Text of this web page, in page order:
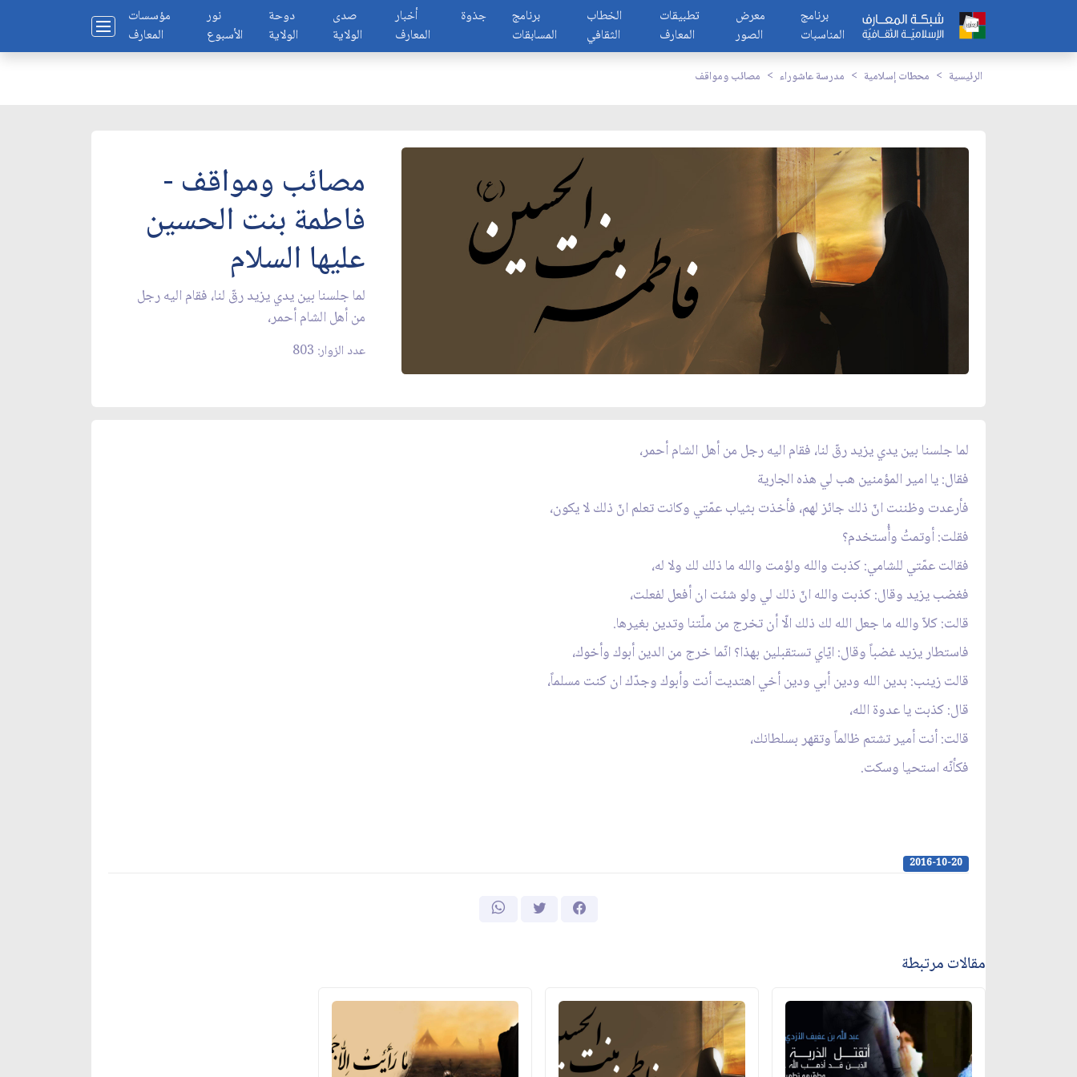
مؤسسات
المعارف
نور
الأسبوع
دوحة
الولاية
صدى
الولاية
أخبار
المعارف
جذوة
برنامج
المسابقات
الخطاب
الثقافي
تطبيقات
المعارف
معرض
الصور
برنامج
المناسبات
الرئيسية محطات إسلامية مدرسة عاشوراء مصائب ومواقف
مصائب ومواقف -
فاطمة بنت الحسين
عليها السلام
لما جلسنا بين يدي يزيد رقّ لنا، فقام اليه رجل
من أهل الشام أحمر،
عدد الزوار: 803
لما جلسنا بين يدي يزيد رقّ لنا، فقام اليه رجل من أهل الشام أحمر،
فقال: يا امير المؤمنين هب لي هذه الجارية
فأرعدت وظننت انّ ذلك جائز لهم، فأخذت بثياب عمّتي وكانت تعلم انّ ذلك لا يكون،
فقلت: أوتمتُ وأُستخدم؟
فقالت عمّتي للشامي: كذبت والله ولؤمت والله ما ذلك لك ولا له،
فغضب يزيد وقال: كذبت والله انّ ذلك لي ولو شئت ان أفعل لفعلت،
قالت: كلاّ والله ما جعل الله لك ذلك الّا أن تخرج من ملّتنا وتدين بغيرها.
فاستطار يزيد غضباً وقال: ايّاي تستقبلين بهذا؟ انّما خرج من الدين أبوك وأخوك،
قالت زينب: بدين الله ودين أبي ودين أخي اهتديت أنت وأبوك وجدّك ان كنت مسلماً،
قال: كذبت يا عدوة الله،
قالت: أنت أمير تشتم ظالماً وتقهر بسلطانك،
فكأنّه استحيا وسكت.
2016-10-20
مقالات مرتبطة